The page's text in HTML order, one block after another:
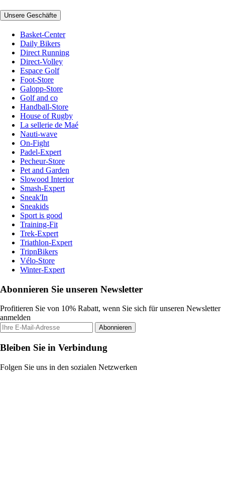
Unsere Geschäfte
Basket-Center
Daily Bikers
Direct Running
Direct-Volley
Espace Golf
Foot-Store
Galopp-Store
Golf and co
Handball-Store
House of Rugby
La sellerie de Maé
Nauti-wave
On-Fight
Padel-Expert
Pecheur-Store
Pet and Garden
Slowood Interior
Smash-Expert
Sneak'In
Sneakids
Sport is good
Training-Fit
Trek-Expert
Triathlon-Expert
TripnBikers
Vélo-Store
Winter-Expert
Abonnieren Sie unseren Newsletter
Profitieren Sie von 10% Rabatt, wenn Sie sich für unseren Newsletter
anmelden
Abonnieren
Bleiben Sie in Verbindung
Folgen Sie uns in den sozialen Netzwerken